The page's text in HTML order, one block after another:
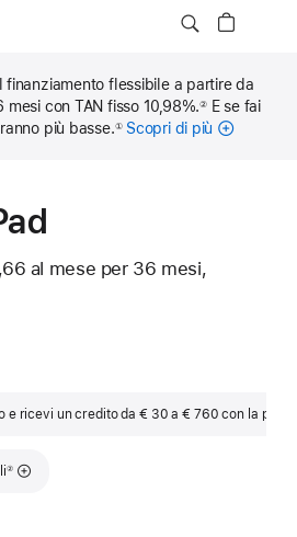
finanziamento flessibile a partire da
con TAN fisso 10,98%.②E se fai
più basse.① Scopri di più sulle
al mese per 36 mesi,
e ricevi un credito da € 30 a € 760 con la
Nota
②